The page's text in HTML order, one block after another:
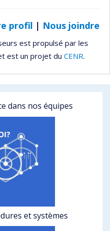
profil | Nous joindre
est propulsé par les
est un projet du CENR.
dans nos équipes
et systèmes